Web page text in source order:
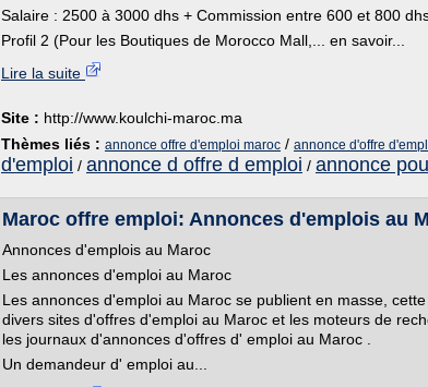
Salaire : 2500 à 3000 dhs + Commission entre 600 et 800
Profil 2 (Pour les Boutiques de Morocco Mall,... en savoir...
Lire la suite
Site : http://www.koulchi-maroc.ma
Thèmes liés : annonce offre d'emploi maroc / annonce d'offre
d'emploi / annonce d offre d emploi / annonce
Maroc offre emploi: Annonces d'emplois au
Annonces d'emplois au Maroc
Les annonces d'emploi au Maroc
Les annonces d'emploi au Maroc se publient en masse,
divers sites d'offres d'emploi au Maroc et les moteurs de
les journaux d'annonces d'offres d' emploi au Maroc .
Un demandeur d' emploi au...